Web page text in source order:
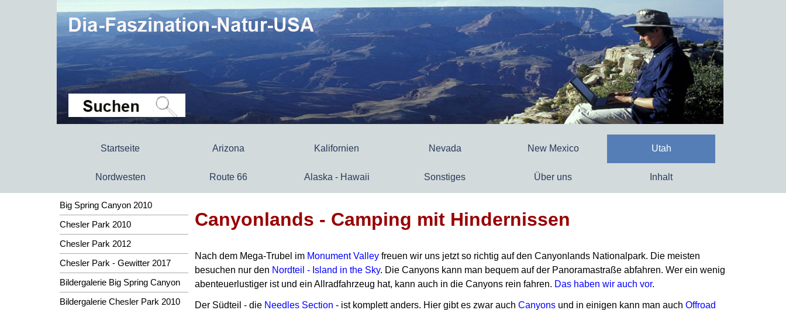
Startseite Arizona Kalifornien Nevada New Mexico Utah
Nordwesten Route 66 Alaska - Hawaii Sonstiges Über uns Inhalt
Big Spring Canyon 2010
Chesler Park 2010
Chesler Park 2012
Chesler Park - Gewitter 2017
Bildergalerie Big Spring Canyon
Bildergalerie Chesler Park 2010
Canyonlands - Camping mit Hindernissen
Nach dem Mega-Trubel im Monument Valley freuen wir uns jetzt so richtig auf den Canyonlands Nationalpark. Die meisten
besuchen nur den Nordteil - Island in the Sky. Die Canyons kann man bequem auf der Panoramastraße abfahren.Wer ein wenig
abenteuerlustiger ist und ein Allradfahrzeug hat, kann auch in die Canyons rein fahren. Das haben wir auch vor.
Der Südteil - die Needles Section - ist komplett anders. Hier gibt es zwar auchCanyons und in einigen kann man auchOffroad